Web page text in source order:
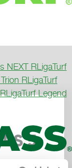
NEXT RLigaTurf
RLigaTurf
LigaTurf Legend
5